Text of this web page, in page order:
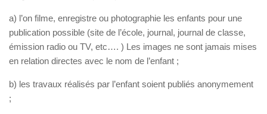
a) l’on filme, enregistre ou photographie les enfants pour une
publication possible (site de l’école, journal, journal de classe,
émission radio ou TV, etc…. ) Les images ne sont jamais mises
en relation directes avec le nom de l’enfant ;
b) les travaux réalisés par l’enfant soient publiés anonymement
;